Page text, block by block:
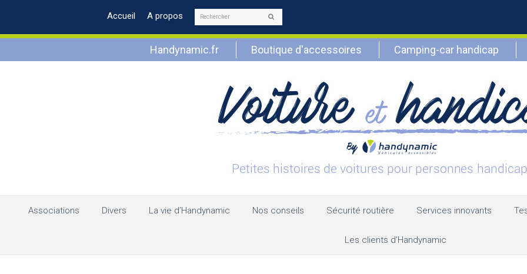
Accueil A propos Rechercher
Handynamic.fr Boutique d'accessoires Camping-car handicap
Associations Divers La vie d’Handynamic Nos conseils Sécurité routière Services innovants
Les clients d’Handynamic